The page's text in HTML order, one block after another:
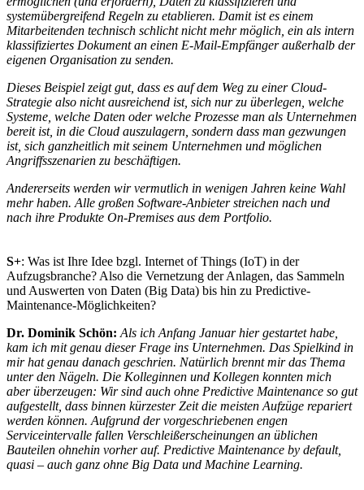
systemübergreifend Regeln zu etablieren. Damit ist es einem
Mitarbeitenden technisch schlicht nicht mehr möglich, ein als intern
klassifiziertes Dokument an einen E-Mail-Empfänger außerhalb der
eigenen Organisation zu senden.
Dieses Beispiel zeigt gut, dass es auf dem Weg zu einer Cloud-
Strategie also nicht ausreichend ist, sich nur zu überlegen, welche
Systeme, welche Daten oder welche Prozesse man als Unternehmen
bereit ist, in die Cloud auszulagern, sondern dass man gezwungen
ist, sich ganzheitlich mit seinem Unternehmen und möglichen
Angriffsszenarien zu beschäftigen.
Andererseits werden wir vermutlich in wenigen Jahren keine Wahl
mehr haben. Alle großen Software-Anbieter streichen nach und
nach ihre Produkte On-Premises aus dem Portfolio.
S+: Was ist Ihre Idee bzgl. Internet of Things (IoT) in der
Aufzugsbranche? Also die Vernetzung der Anlagen, das Sammeln
und Auswerten von Daten (Big Data) bis hin zu Predictive-
Maintenance-Möglichkeiten?
Dr. Dominik Schön: Als ich Anfang Januar hier gestartet habe,
kam ich mit genau dieser Frage ins Unternehmen. Das Spielkind in
mir hat genau danach geschrien. Natürlich brennt mir das Thema
unter den Nägeln. Die Kolleginnen und Kollegen konnten mich
aber überzeugen: Wir sind auch ohne Predictive Maintenance so gut
aufgestellt, dass binnen kürzester Zeit die meisten Aufzüge repariert
werden können. Aufgrund der vorgeschriebenen engen
Serviceintervalle fallen Verschleißerscheinungen an üblichen
Bauteilen ohnehin vorher auf. Predictive Maintenance by default,
quasi – auch ganz ohne Big Data und Machine Learning.